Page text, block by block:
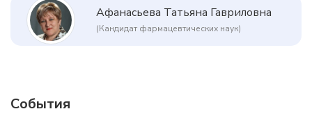
Афанасьева Татьяна Гавриловна
(Кандидат фармацевтических наук)
События